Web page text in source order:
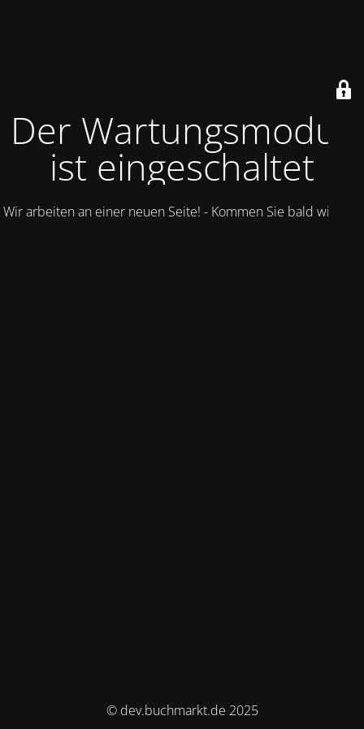
Der Wartungsmodus
ist eingeschaltet
Wir arbeiten an einer neuen Seite! - Kommen Sie bald wieder.
© dev.buchmarkt.de 2025